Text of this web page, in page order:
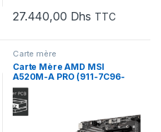
27.440,00 Dhs TTC
Carte mère
Carte Mère AMD MSI
A520M-A PRO (911-7C96-
031)